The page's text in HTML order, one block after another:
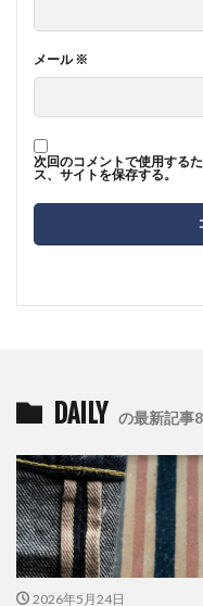
メール※
次回のコメントで使用する
ス、サイトを保存する。
DAILY の最新記事
2026年5月24日